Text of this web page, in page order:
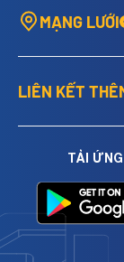
MẠNG LƯỚI
LIÊN KẾT
TẢI